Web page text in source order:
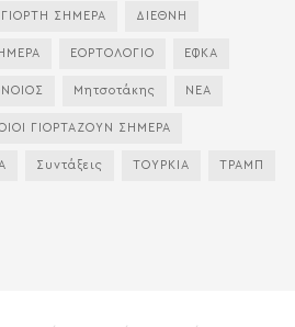
ΓΙΟΡΤΗ ΣΗΜΕΡΑ ΔΙΕΘΝΗ
ΕΟΡΤΟΛΟΓΙΟ ΕΦΚΑ
Μητσοτάκης ΝΕΑ
ΓΙΟΡΤΑΖΟΥΝ ΣΗΜΕΡΑ
Συντάξεις ΤΟΥΡΚΙΑ ΤΡΑΜΠ